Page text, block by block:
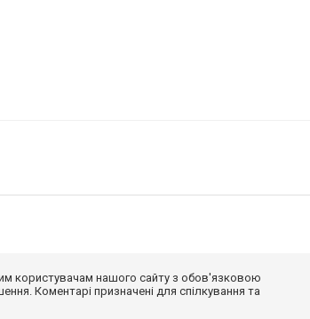
користувачам нашого сайту з обов'язковою
Коментарі призначені для спілкування та